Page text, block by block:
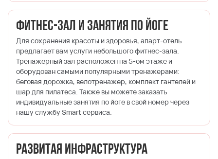
Фитнес-зал и занятия по йоге
Для сохранения красоты и здоровья, апарт-отель
предлагает вам услуги небольшого фитнес-зала.
Тренажерный зал расположен на 5-ом этаже и
оборудован самыми популярными тренажерами:
беговая дорожка, велотренажер, комплект гантелей и
шар для пилатеса. Также вы можете заказать
индивидуальные занятия по йоге в свой номер через
нашу службу Smart сервиса.
Развитая инфраструктура